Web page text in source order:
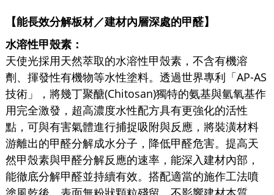
【能長效分解板材／建材內層深處的甲醛】
水溶性甲殼素：
天使光採用天然萃取的水溶性甲殼素，不含有機溶
劑、揮發性有機物等水性塗料。透過世界專利「AP-AS
技術」，將幾丁聚醣(Chitosan)獨特的氨基與氫氧基作
用完全激發，超高濃度水性配方具有更強化的活性
點，可與有害氣體進行捕捉吸附與反應，將裝潢材料
游離出的甲醛分解成水分子，降低甲醛危害。提高天
然甲殼素與甲醛分解反應的速率，能深入建材內部，
能徹底分解甲醛並持續有效。搭配適當的施作工法噴